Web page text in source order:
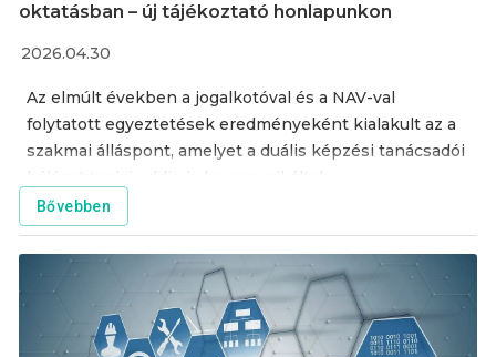
oktatásban – új tájékoztató honlapunkon
2026.04.30
Az elmúlt években a jogalkotóval és a NAV-val
folytatott egyeztetések eredményeként kialakult az a
szakmai álláspont, amelyet a duális képzési tanácsadói
hálózat tagjai eddig is kommunikáltak.
Bővebben